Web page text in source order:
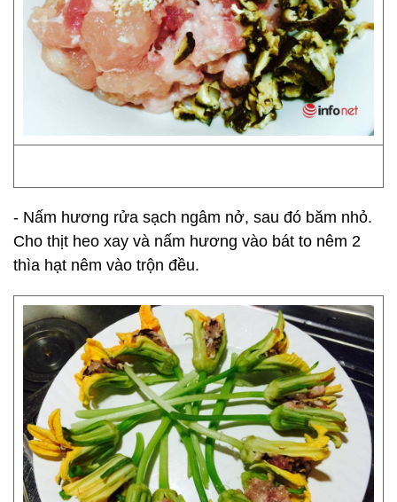
- Nấm hương rửa sạch ngâm nở, sau đó băm nhỏ.
Cho thịt heo xay và nấm hương vào bát to nêm 2
thìa hạt nêm vào trộn đều.